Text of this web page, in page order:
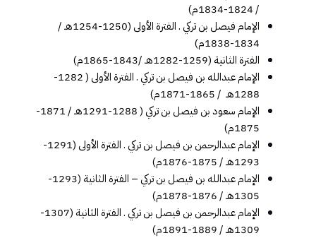
/ 1824-1834م)
الإمام فيصل بن تركي . الفترة الأولى (1250-1254هـ /
1834-1838م)
الفترة الثانية (1259-1282هـ /1843-1865م)
الإمام عبدالله بن فيصل بن تركي . الفترة الأولى ( 1282-
1288هـ / 1865-1871م)
الإمام سعود بن فيصل بن تركي ( 1288-1291هـ / 1871-
1875م)
الإمام عبدالرحمن بن فيصل بن تركي . الفترة الأولى (1291-
1293هـ / 1875-1876م)
الإمام عبدالله بن فيصل بن تركي – الفترة الثانية (1293-
1305هـ / 1876-1878م)
الإمام عبدالرحمن بن فيصل بن تركي . الفترة الثانية (1307-
1309هـ / 1889-1891م)